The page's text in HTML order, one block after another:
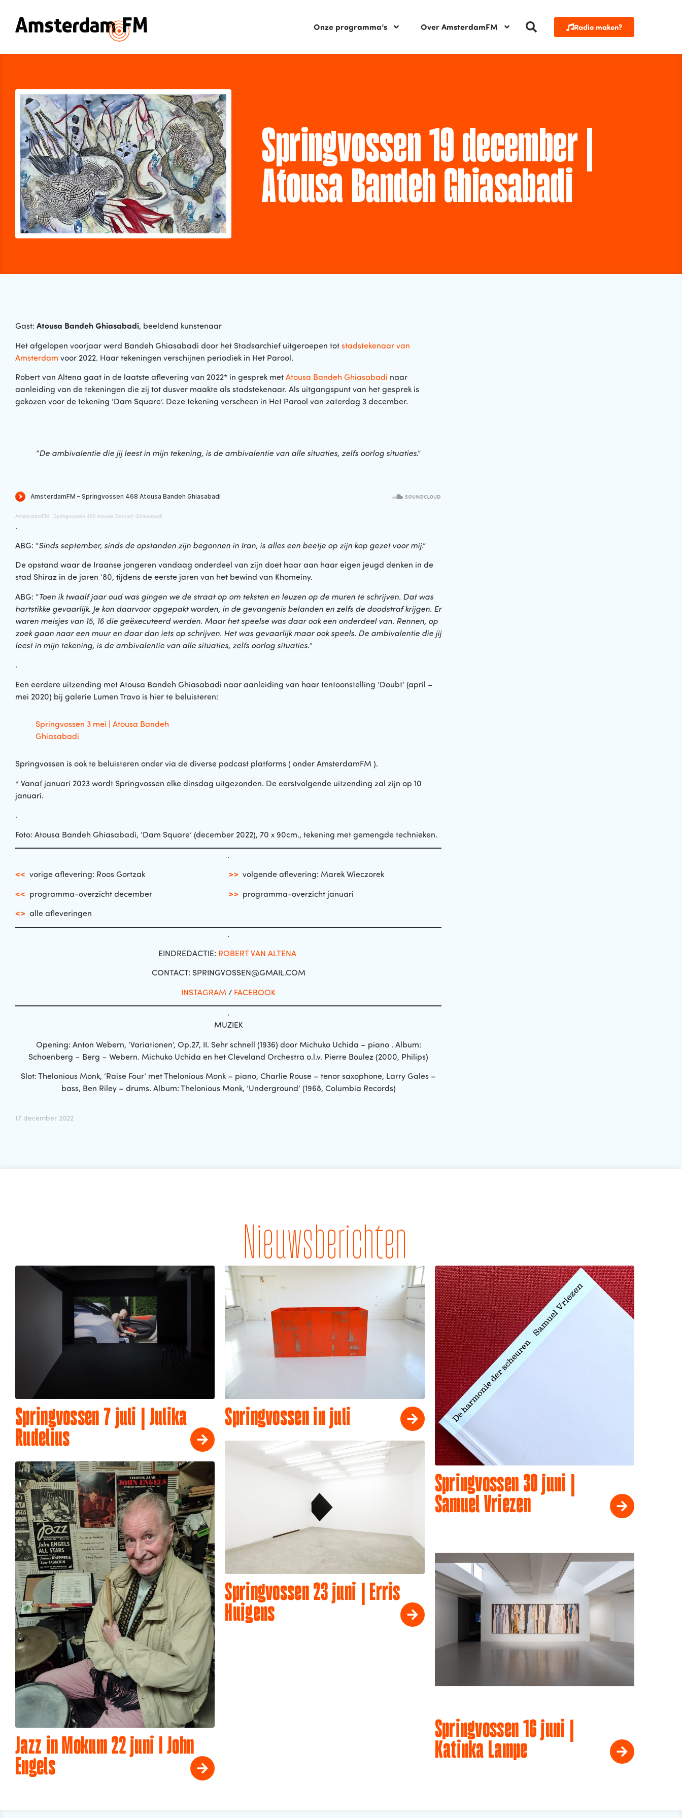
Onze programma’s Over AmsterdamFM Radio maken?
Springvossen 19 december |
Atousa Bandeh Ghiasabadi
Gast: Atousa Bandeh Ghiasabadi, beeldend kunstenaar
Het afgelopen voorjaar werd Bandeh Ghiasabadi door het Stadsarchief uitgeroepen tot stadstekenaar van
Amsterdam voor 2022. Haar tekeningen verschijnen periodiek in Het Parool.
Robert van Altena gaat in de laatste aflevering van 2022* in gesprek met Atousa Bandeh Ghiasabadi naar
aanleiding van de tekeningen die zij tot dusver maakte als stadstekenaar. Als uitgangspunt van het gesprek is
gekozen voor de tekening ‘Dam Square’. Deze tekening verscheen in Het Parool van zaterdag 3 december.
”De ambivalentie die jij leest in mijn tekening, is de ambivalentie van alle situaties, zelfs oorlog situaties.”
AmsterdamFM · Springvossen 468 Atousa Bandeh Ghiasabadi
.
ABG: ”Sinds september, sinds de opstanden zijn begonnen in Iran, is alles een beetje op zijn kop gezet voor mij.”
De opstand waar de Iraanse jongeren vandaag onderdeel van zijn doet haar aan haar eigen jeugd denken in de
stad Shiraz in de jaren ’80, tijdens de eerste jaren van het bewind van Khomeiny.
ABG: “Toen ik twaalf jaar oud was gingen we de straat op om teksten en leuzen op de muren te schrijven. Dat was
hartstikke gevaarlijk. Je kon daarvoor opgepakt worden, in de gevangenis belanden en zelfs de doodstraf krijgen. Er
waren meisjes van 15, 16 die geëxecuteerd werden. Maar het speelse was daar ook een onderdeel van. Rennen, op
zoek gaan naar een muur en daar dan iets op schrijven. Het was gevaarlijk maar ook speels. De ambivalentie die jij
leest in mijn tekening, is de ambivalentie van alle situaties, zelfs oorlog situaties.“
.
Een eerdere uitzending met Atousa Bandeh Ghiasabadi naar aanleiding van haar tentoonstelling ‘Doubt’ (april –
mei 2020) bij galerie Lumen Travo is hier te beluisteren:
Springvossen 3 mei | Atousa Bandeh
Ghiasabadi
Springvossen is ook te beluisteren onder via de diverse podcast platforms ( onder AmsterdamFM ).
* Vanaf januari 2023 wordt Springvossen elke dinsdag uitgezonden. De eerstvolgende uitzending zal zijn op 10
januari.
.
Foto: Atousa Bandeh Ghiasabadi, ‘Dam Square’ (december 2022), 70 x 90cm., tekening met gemengde technieken.
.
<< vorige aflevering: Roos Gortzak
<< programma-overzicht december
>> volgende aflevering: Marek Wieczorek
>> programma-overzicht januari
<> alle afleveringen
.
EINDREDACTIE: ROBERT VAN ALTENA
CONTACT: SPRINGVOSSEN@GMAIL.COM
INSTAGRAM / FACEBOOK
.
MUZIEK
Opening: Anton Webern, ‘Variationen’, Op.27, II. Sehr schnell (1936) door Michuko Uchida – piano . Album:
Schoenberg – Berg – Webern. Michuko Uchida en het Cleveland Orchestra o.l.v. Pierre Boulez (2000, Philips)
Slot: Thelonious Monk, ‘Raise Four’ met Thelonious Monk – piano, Charlie Rouse – tenor saxophone, Larry Gales –
bass, Ben Riley – drums. Album: Thelonious Monk, ‘Underground’ (1968, Columbia Records)
17 december 2022
Nieuwsberichten
Springvossen 7 juli | Julika
Rudelius
Springvossen in juli
Springvossen 30 juni |
Samuel Vriezen
Springvossen 23 juni | Erris
Huigens
Jazz in Mokum 22 juni I John
Engels
Springvossen 16 juni |
Katinka Lampe